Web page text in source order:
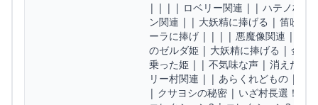
| | | | ロベリー関連 | | ハテノ村の
ン関連 | | 大妖精に捧げる | 笛吹き
ーラに捧げ | | | | 悪魔像関連 | |
のゼルダ姫 | 大妖精に捧げる | 金
乗った姫 | | 不気味な声 | 消えた
リー村関連 | | あらくれどもの | 再
| クサヨシの秘密 | いざ村長選！ |